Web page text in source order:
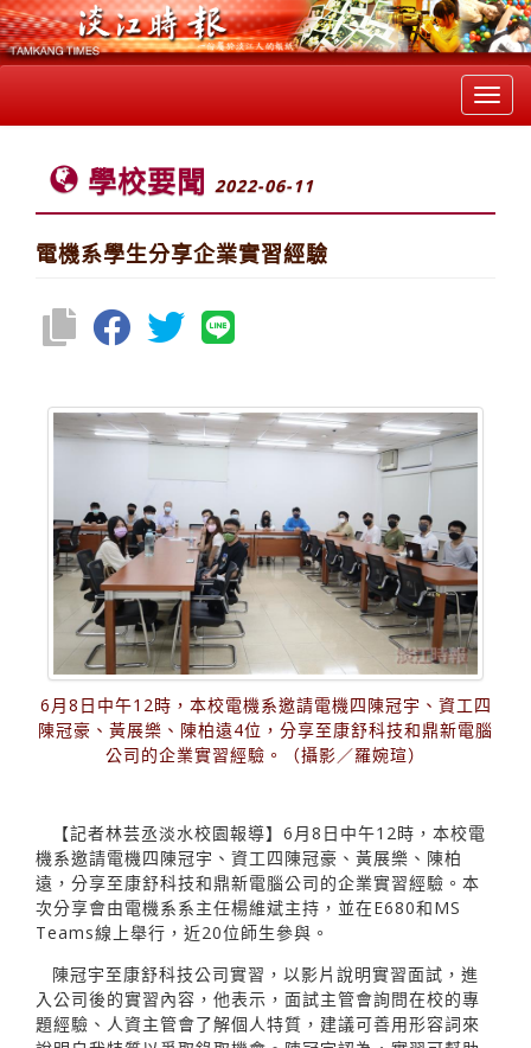
學校要聞 2022-06-11
電機系學生分享企業實習經驗
6月8日中午12時，本校電機系邀請電機四陳冠宇、資工四
陳冠豪、黃展樂、陳柏遠4位，分享至康舒科技和鼎新電腦
公司的企業實習經驗。（攝影／羅婉瑄）
【記者林芸丞淡水校園報導】6月8日中午12時，本校電
機系邀請電機四陳冠宇、資工四陳冠豪、黃展樂、陳柏
遠，分享至康舒科技和鼎新電腦公司的企業實習經驗。本
次分享會由電機系系主任楊維斌主持，並在E680和MS
Teams線上舉行，近20位師生參與。
陳冠宇至康舒科技公司實習，以影片說明實習面試，進
入公司後的實習內容，他表示，面試主管會詢問在校的專
題經驗、人資主管會了解個人特質，建議可善用形容詞來